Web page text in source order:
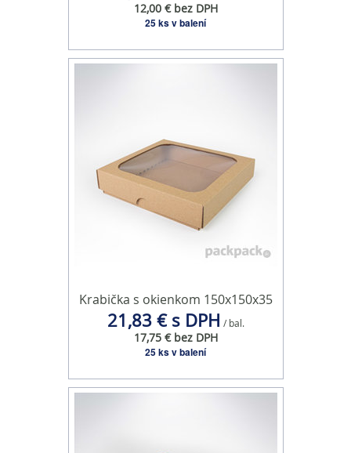
oblasti sociálnych médií, inzercie a analýzy. Títo partneri
údajmi, ktoré ste im poskytli alebo ktoré od vás získali,
12,00 € bez DPH
25 ks v balení
Krabička s okienkom 150x150x35
21,83 € s DPH / bal.
17,75 € bez DPH
25 ks v balení